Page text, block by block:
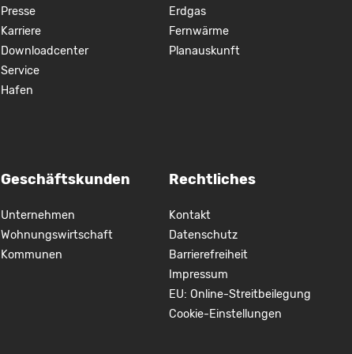
Presse
Karriere
Downloadcenter
Service
Hafen
Erdgas
Fernwärme
Planauskunft
Geschäftskunden
Unternehmen
Wohnungswirtschaft
Kommunen
Rechtliches
Kontakt
Datenschutz
Barrierefreiheit
Impressum
EU: Online-Streitbeilegung
Cookie-Einstellungen